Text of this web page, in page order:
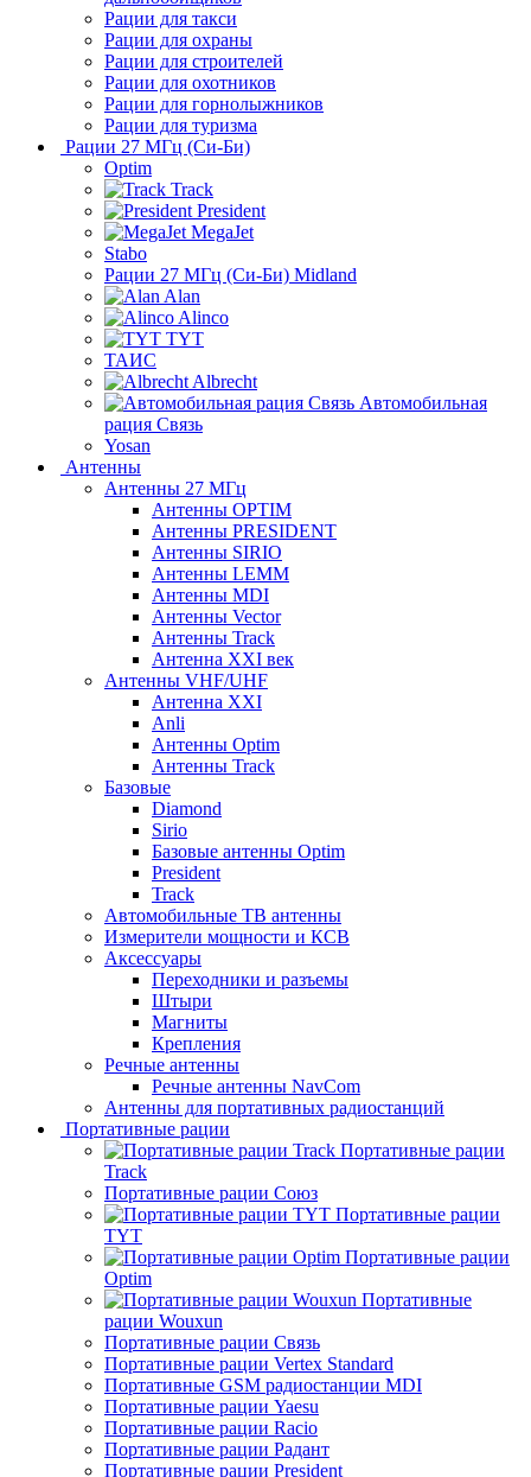
Рации для такси
Рации для охраны
Рации для строителей
Рации для охотников
Рации для горнолыжников
Рации для туризма
Рации 27 МГц (Си-Би)
Optim
Track
President
MegaJet
Stabo
Рации 27 МГц (Си-Би) Midland
Alan
Alinco
TYT
ТАИС
Albrecht
Автомобильная
рация Связь
Yosan
Антенны
Антенны 27 МГц
Антенны OPTIM
Антенны PRESIDENT
Антенны SIRIO
Антенны LEMM
Антенны MDI
Антенны Vector
Антенны Track
Антенна XXI век
Антенны VHF/UHF
Антенна XXI
Anli
Антенны Optim
Антенны Track
Базовые
Diamond
Sirio
Базовые антенны Optim
President
Track
Автомобильные ТВ антенны
Измерители мощности и КСВ
Аксессуары
Переходники и разъемы
Штыри
Магниты
Крепления
Речные антенны
Речные антенны NavCom
Антенны для портативных радиостанций
Портативные рации
Портативные рации
Track
Портативные рации Союз
Портативные рации
TYT
Портативные рации
Optim
Портативные
рации Wouxun
Портативные рации Связь
Портативные рации Vertex Standard
Портативные GSM радиостанции MDI
Портативные рации Yaesu
Портативные рации Racio
Портативные рации Радант
Портативные рации President